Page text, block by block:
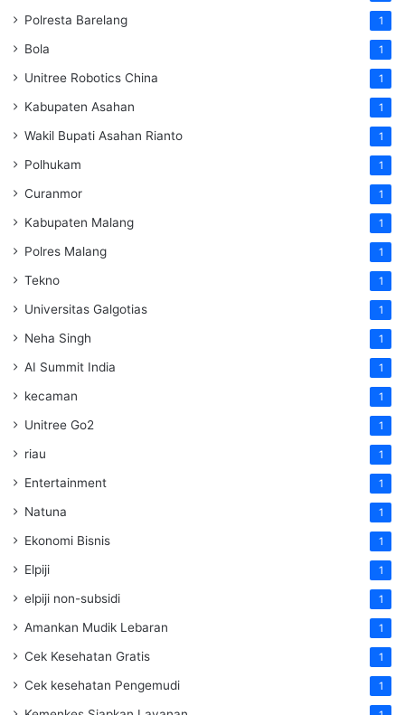
Polresta Barelang 1
Bola 1
Unitree Robotics China 1
Kabupaten Asahan 1
Wakil Bupati Asahan Rianto 1
Polhukam 1
Curanmor 1
Kabupaten Malang 1
Polres Malang 1
Tekno 1
Universitas Galgotias 1
Neha Singh 1
AI Summit India 1
kecaman 1
Unitree Go2 1
riau 1
Entertainment 1
Natuna 1
Ekonomi Bisnis 1
Elpiji 1
elpiji non-subsidi 1
Amankan Mudik Lebaran 1
Cek Kesehatan Gratis 1
Cek kesehatan Pengemudi 1